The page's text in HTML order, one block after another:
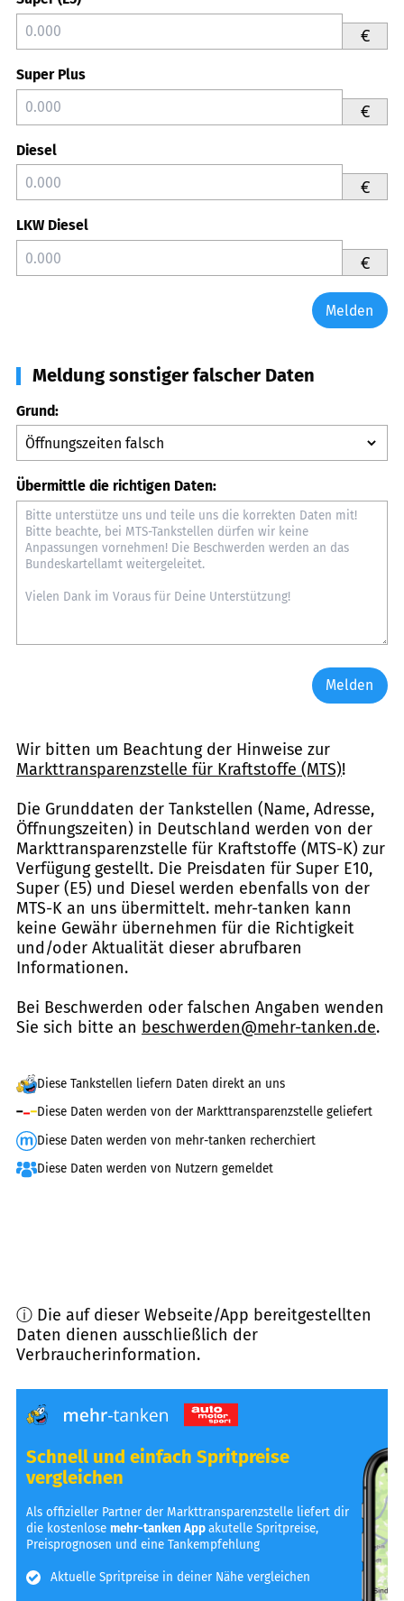
€
Super Plus
€
Diesel
€
LKW Diesel
€
Melden
Meldung sonstiger falscher Daten
Grund:
Übermittle die richtigen Daten:
Melden
Wir bitten um Beachtung der Hinweise zur
Markttransparenzstelle für Kraftstoffe (MTS)!
Die Grunddaten der Tankstellen (Name, Adresse,
Öffnungszeiten) in Deutschland werden von der
Markttransparenzstelle für Kraftstoffe (MTS-K) zur
Verfügung gestellt. Die Preisdaten für Super E10,
Super (E5) und Diesel werden ebenfalls von der
MTS-K an uns übermittelt. mehr-tanken kann
keine Gewähr übernehmen für die Richtigkeit
und/oder Aktualität dieser abrufbaren
Informationen.
Bei Beschwerden oder falschen Angaben wenden
Sie sich bitte an beschwerden@mehr-tanken.de.
Diese Tankstellen liefern Daten direkt an uns
Diese Daten werden von der Markttransparenzstelle geliefert
Diese Daten werden von mehr-tanken recherchiert
Diese Daten werden von Nutzern gemeldet
ⓘ Die auf dieser Webseite/App bereitgestellten
Daten dienen ausschließlich der
Verbraucherinformation.
Schnell und einfach Spritpreise
vergleichen
Als offizieller Partner der Markttransparenzstelle liefert dir
die kostenlosemehr-tanken Appakutelle Spritpreise,
Preisprognosen und eine Tankempfehlung
Aktuelle Spritpreise in deiner Nähe vergleichen